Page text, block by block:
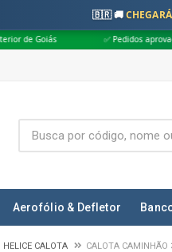
🇧🇷 🚚
✅ Pedidos aprovados até às 18h
Aerofólio & Defletor
HELICE CALOTA CALOTA CAMINHÃO